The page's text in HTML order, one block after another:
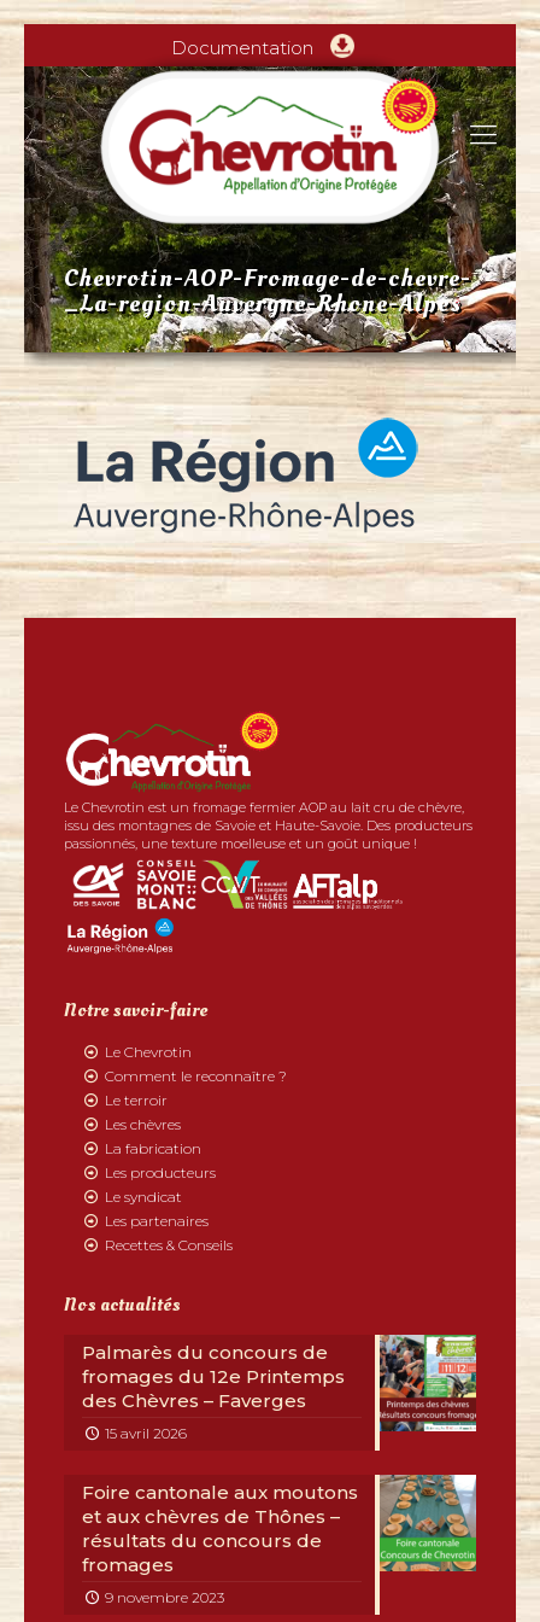
Documentation
Chevrotin-AOP-Fromage-de-chevre-
_La-region-Auvergne-Rhone-Alpes
Le Chevrotin est un fromage fermier AOP au lait cru de chèvre,
issu des montagnes de Savoie et Haute-Savoie. Des producteurs
passionnés, une texture moelleuse et un goût unique !
Notre savoir-faire
Le Chevrotin
Comment le reconnaître ?
Le terroir
Les chèvres
La fabrication
Les producteurs
Le syndicat
Les partenaires
Recettes & Conseils
Nos actualités
Palmarès du concours de
fromages du 12e Printemps
des Chèvres – Faverges
15 avril 2026
Foire cantonale aux moutons
et aux chèvres de Thônes –
résultats du concours de
fromages
9 novembre 2023